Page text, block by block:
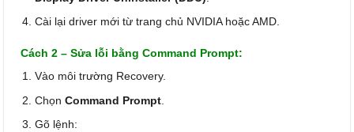
Cài lại driver mới từ trang chủ NVIDIA hoặc AMD.
Cách 2 – Sửa lỗi bằng Command Prompt:
Vào môi trường Recovery.
ChọnCommand Prompt
Gõ lệnh: